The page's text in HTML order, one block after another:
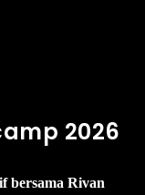
2026
bersama Rivan